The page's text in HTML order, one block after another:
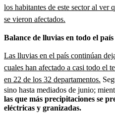
los habitantes de este sector al ver
se vieron afectados.
Balance de lluvias en todo el país
Las lluvias en el país continúan
cuales han afectado a casi todo el
en 22 de los 32 departamentos.
sino hasta mediados de junio;
las que más precipitaciones se
eléctricas y granizadas.